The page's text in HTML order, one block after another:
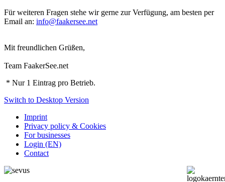
Für weiteren Fragen stehe wir gerne zur Verfügung, am besten per
Email an: info@faakersee.net
Mit freundlichen Grüßen,
Team FaakerSee.net
* Nur 1 Eintrag pro Betrieb.
Switch to Desktop Version
Imprint
Privacy policy & Cookies
For businesses
Login (EN)
Contact